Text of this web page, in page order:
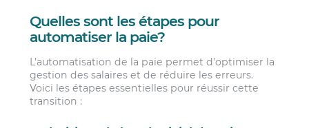
Quelles sont les étapes pour
automatiser la paie?
L’automatisation de la paie permet d’optimiser la
gestion des salaires et de réduire les erreurs.
Voici les étapes essentielles pour réussir cette
transition :